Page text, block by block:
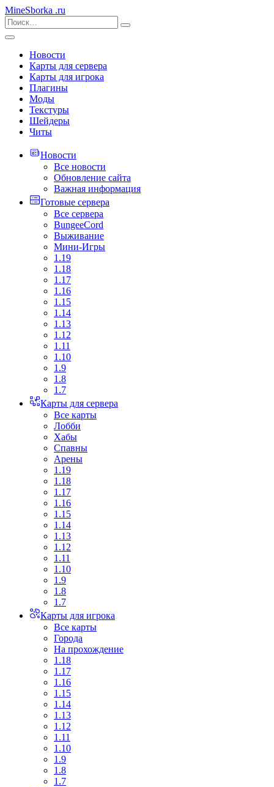
MineSborka .ru
Новости
Карты для сервера
Карты для игрока
Плагины
Моды
Текстуры
Шейдеры
Читы
Новости
Все новости
Обновление сайта
Важная информация
Готовые сервера
Все сервера
BungeeCord
Выживание
Мини-Игры
1.19
1.18
1.17
1.16
1.15
1.14
1.13
1.12
1.11
1.10
1.9
1.8
1.7
Карты для сервера
Все карты
Лобби
Хабы
Спавны
Арены
1.19
1.18
1.17
1.16
1.15
1.14
1.13
1.12
1.11
1.10
1.9
1.8
1.7
Карты для игрока
Все карты
Города
На прохождение
1.18
1.17
1.16
1.15
1.14
1.13
1.12
1.11
1.10
1.9
1.8
1.7